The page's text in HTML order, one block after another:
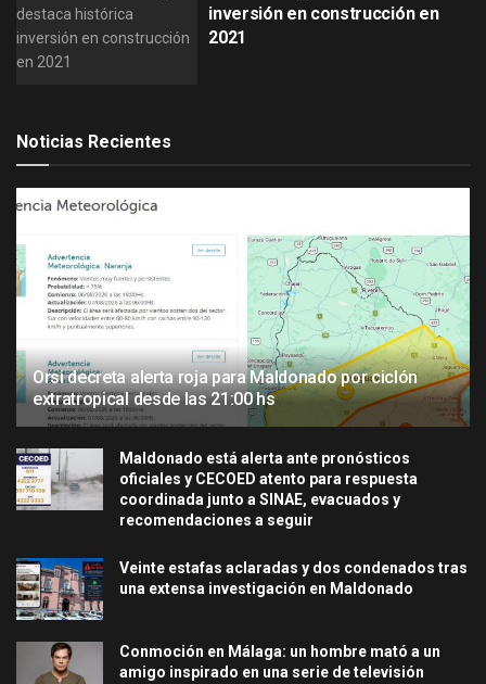
inversión en construcción en
2021
Noticias Recientes
Orsi decreta alerta roja para Maldonado por ciclón
extratropical desde las 21:00 hs
Maldonado está alerta ante pronósticos
oficiales y CECOED atento para respuesta
coordinada junto a SINAE, evacuados y
recomendaciones a seguir
Veinte estafas aclaradas y dos condenados tras
una extensa investigación en Maldonado
Conmoción en Málaga: un hombre mató a un
amigo inspirado en una serie de televisión